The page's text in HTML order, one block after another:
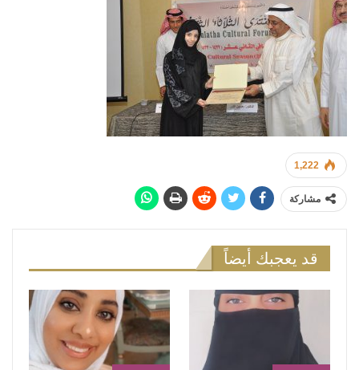
1,222
مشاركة
قد يعجبك أيضاً